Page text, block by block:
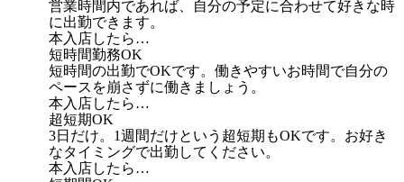
営業時間内であれば、自分の予定に合わせて好きな時
に出勤できます。
本入店したら…
短時間勤務OK
短時間の出勤でOKです。働きやすいお時間で自分の
ペースを崩さずに働きましょう。
本入店したら…
超短期OK
3日だけ。1週間だけという超短期もOKです。お好き
なタイミングで出勤してください。
本入店したら…